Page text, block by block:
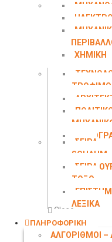
ΧΗΜΙΚΗ
ΣΕΙΡΑ
SCHAUM
ΣΕΙΡΑ
ΤΟΞΟ
ΛΕΞΙΚΑ
Close
ΠΛΗΡΟΦΟΡΙΚΗ
ΑΛΓΟΡΙΘΜΟΙ